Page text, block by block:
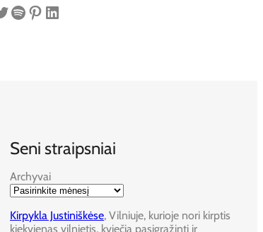
Spotify Pinterest LinkedIn
Seni straipsniai
Archyvai
Kirpykla Justiniškėse, Vilniuje, kurioje nori kirptis
kiekvienas vilnietis, kviečia pasigražinti ir